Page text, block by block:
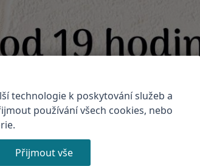
technologie k poskytování služeb a
používání všech cookies, nebo
Přijmout vše